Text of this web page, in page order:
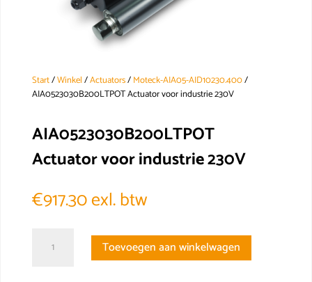
Start/Winkel/Actuators/Moteck-AIA05-AID10230.400/
AIA0523030B200LTPOT Actuator voor industrie 230V
AIA0523030B200LTPOT
Actuator voor industrie 230V
€917.30exl. btw
AIA0523030B200LTPOT
Actuator
Toevoegen aan winkelwagen